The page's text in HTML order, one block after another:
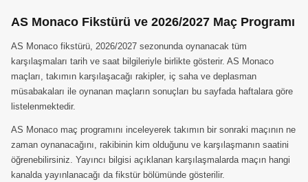
AS Monaco Fikstürü ve 2026/2027 Maç Programı
AS Monaco fikstürü, 2026/2027 sezonunda oynanacak tüm
karşılaşmaları tarih ve saat bilgileriyle birlikte gösterir. AS Monaco
maçları, takımın karşılaşacağı rakipler, iç saha ve deplasman
müsabakaları ile oynanan maçların sonuçları bu sayfada haftalara göre
listelenmektedir.
AS Monaco maç programını inceleyerek takımın bir sonraki maçının ne
zaman oynanacağını, rakibinin kim olduğunu ve karşılaşmanın saatini
öğrenebilirsiniz. Yayıncı bilgisi açıklanan karşılaşmalarda maçın hangi
kanalda yayınlanacağı da fikstür bölümünde gösterilir.